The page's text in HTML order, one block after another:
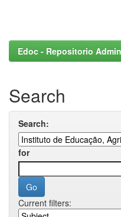
Edoc - Repositorio
Search
Search:
for
Current filters: